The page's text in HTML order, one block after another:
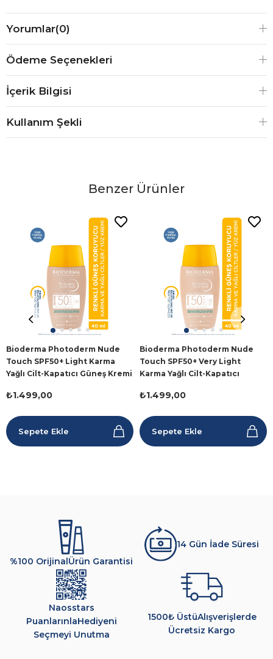
Yorumlar(0)
Ödeme Seçenekleri
İçerik Bilgisi
Kullanım Şekli
Benzer Ürünler
Bioderma Photoderm Nude
Touch SPF50+ Light Karma
Yağlı Cilt-Kapatıcı Güneş Kremi
₺1.499,00
Sepete Ekle
Bioderma Photoderm Nude
Touch SPF50+ Very Light
Karma Yağlı Cilt-Kapatıcı
₺1.499,00
Sepete Ekle
%100 OrijinalÜrün Garantisi
14 Gün İade Süresi
Naosstars
PuanlarınlaHediyeni
Seçmeyi Unutma
1500₺ ÜstüAlışverişlerde
Ücretsiz Kargo